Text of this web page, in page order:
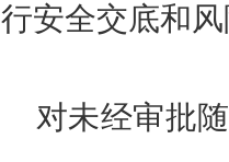
行安全交底和
对未经审批